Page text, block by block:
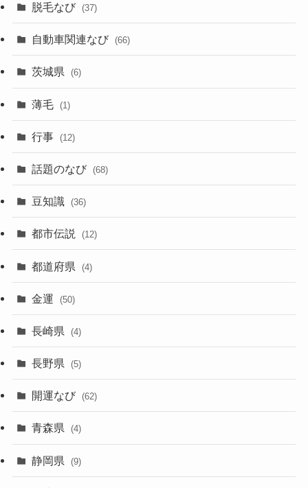
脱毛なび (37)
自動車関連なび (66)
茨城県 (6)
薄毛 (1)
行事 (12)
話題のなび (68)
豆知識 (36)
都市伝説 (12)
都道府県 (4)
金運 (50)
長崎県 (4)
長野県 (5)
開運なび (62)
青森県 (4)
静岡県 (9)